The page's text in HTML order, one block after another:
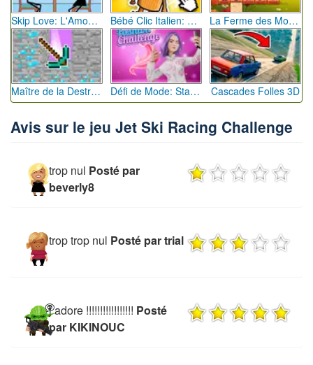
Skip Love: L'Amour en Péril Bébé Clic Italien: La Folie des Petits Bambins La Ferme des Mots - Cultivez votre Vocabulaire
Maître de la Destruction: Fusion de Pioches Défi de Mode: Star du Podium Cascades Folles 3D
Avis sur le jeu Jet Ski Racing Challenge
trop nul Posté par
beverly8
trop trop nul Posté par trial
j adore !!!!!!!!!!!!!!!!! Posté
par KIKINOUC